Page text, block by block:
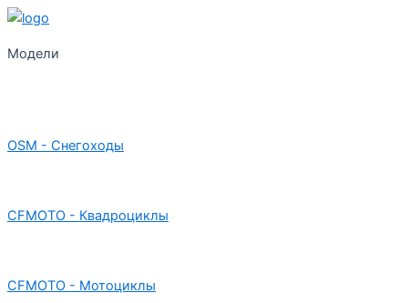
Модели
OSM - Снегоходы
CFMOTO - Квадроциклы
CFMOTO - Мотоциклы